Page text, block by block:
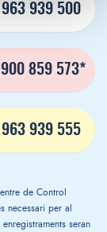
963 939 500
900 859 573*
963 939 555
de Control
necessari per al
seran